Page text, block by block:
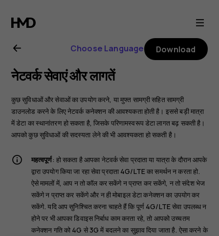
Nokia
C01
Plus
user
guide
Choose Language Download
नेटवर्क सेवाएं और लागतें
कुछ सुविधाओं और सेवाओं का उपयोग करने, या मुफ्त सामग्री सहित सामग्री
डाउनलोड करने के लिए नेटवर्क कनेक्शन की आवश्यकता होती है। इससे बड़ी मात्रा
में डेटा का स्थानांतरण हो सकता है, जिसके परिणामस्वरूप डेटा लागत बढ़ सकती है।
आपको कुछ सुविधाओं की सदस्यता लेने की भी आवश्यकता हो सकती है।
महत्वपूर्ण: हो सकता है आपका नेटवर्क सेवा प्रदाता या यात्रा के दौरान आपके
द्वारा उपयोग किया जा रहा सेवा प्रदाता 4G/LTE का समर्थन न करता हो.
ऐसे मामलों में, आप न तो कॉल कर सकेंगे न प्राप्त कर सकेंगे, न तो संदेश भेज
सकेंगे न प्राप्त कर सकेंगे और न ही मोबाइल डेटा कनेक्शन का उपयोग कर
सकेंगे. यदि आप सुनिश्चित करना चाहते हैं कि पूर्ण 4G/LTE सेवा उपलब्ध न
होने पर भी आपका डिवाइस निर्बाध काम करता रहे, तो आपको उच्चतम
कनेक्शन गति को 4G से 3G में बदलने का सुझाव दिया जाता है. ऐसा करने के